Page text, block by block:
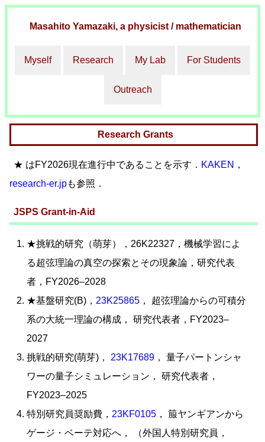
Masahito Yamazaki, a physicist / mathematician
Myself Research My Lab For Students
Outreach
Research Grants
★ はFY2026現在進行中であることを示す． KAKEN ，
research-er.jpも参照．
JSPS Grant-in-Aid
★挑戦的研究（萌芽），26K22327，機械学習によ
る超弦理論の真空の探索とその現象論，研究代表
者，FY2026–2028
★基盤研究(B)， 23K25865 ， 超弦理論からの可積分
系の大統一理論の構成， 研究代表者，FY2023–
2027
挑戦的研究(萌芽)， 23K17689 ， 量子パートンシャ
ワーの量子シミュレーション， 研究代表者，
FY2023–2025
特別研究員奨励費， 23KF0105 ， 箙ヤンギアンから
ゲージ・ベーテ対応へ， （外国人特別研究員，